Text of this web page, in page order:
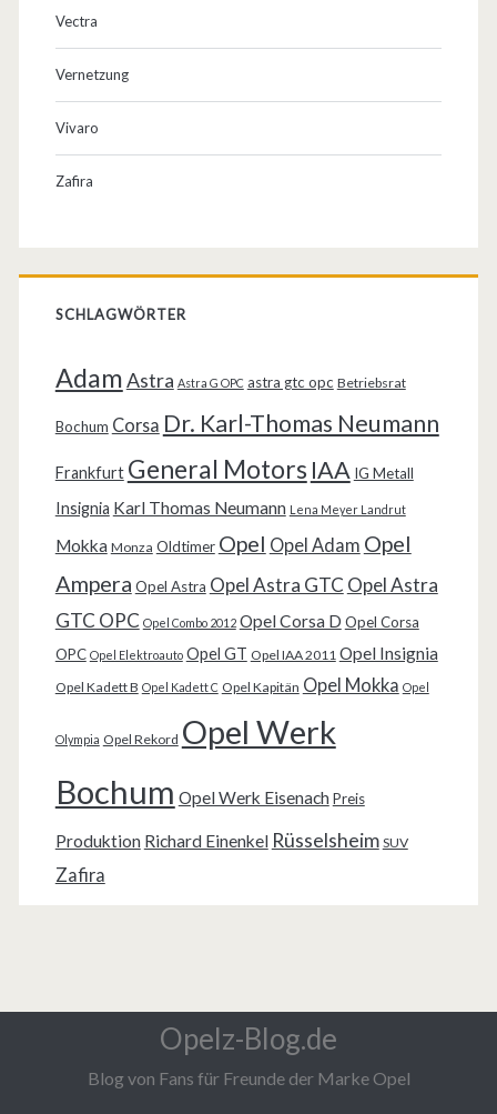
Vectra
Vernetzung
Vivaro
Zafira
SCHLAGWÖRTER
AdamAstra Astra G OPC astra gtc opc Betriebsrat
Bochum Corsa Dr. Karl-Thomas Neumann
Frankfurt General Motors IAA IG Metall
Insignia Karl Thomas Neumann Lena Meyer Landrut
Mokka Monza Oldtimer Opel Opel Adam Opel
Ampera Opel Astra Opel Astra GTC Opel Astra
GTC OPC Opel Combo 2012 Opel Corsa D Opel Corsa
OPC Opel Elektroauto Opel GT Opel IAA 2011 Opel Insignia
Opel Kadett B Opel Kadett C Opel Kapitän Opel Mokka Opel
Olympia Opel Rekord Opel Werk
Bochum Opel Werk Eisenach Preis
Produktion Richard Einenkel Rüsselsheim SUV
Zafira
Opelz-Blog.de
Blog von Fans für Freunde der Marke Opel